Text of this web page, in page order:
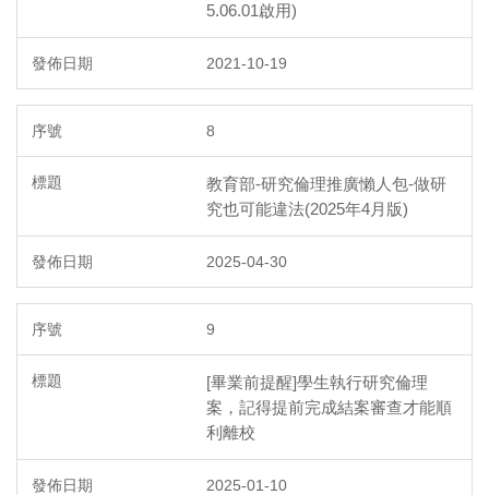
5.06.01啟用)
2021-10-19
8
教育部-研究倫理推廣懶人包-做研
究也可能違法(2025年4月版)
2025-04-30
9
[畢業前提醒]學生執行研究倫理
案，記得提前完成結案審查才能順
利離校
2025-01-10